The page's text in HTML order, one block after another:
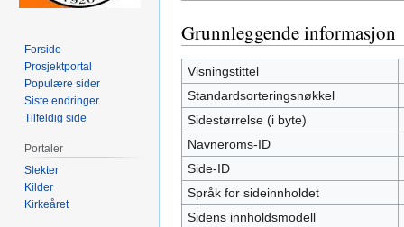
Hopp
til
navigering
Hopp
til
søk
Grunnleggende informasjon
Visningstittel
Standardsorteringsnøkkel
Sidestørrelse (i byte)
Navneroms-ID
Side-ID
Språk for sideinnholdet
Sidens innholdsmodell
Forside
Prosjektportal
Populære sider
Siste endringer
Tilfeldig side
Portaler
Slekter
Kilder
Kirkeåret